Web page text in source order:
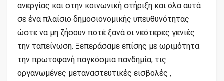
ανεργίας και στην κοινωνική στήριξη και όλα αυτά
σε ένα πλαίσιο δημοσιονομικής υπευθυνότητας
ώστε να μη ζήσουν ποτέ ξανά οι νεότερες γενιές
την ταπείνωση. Ξεπεράσαμε επίσης με ωριμότητα
την πρωτοφανή παγκόσμια πανδημία, τις
οργανωμένες μεταναστευτικές εισβολές ,